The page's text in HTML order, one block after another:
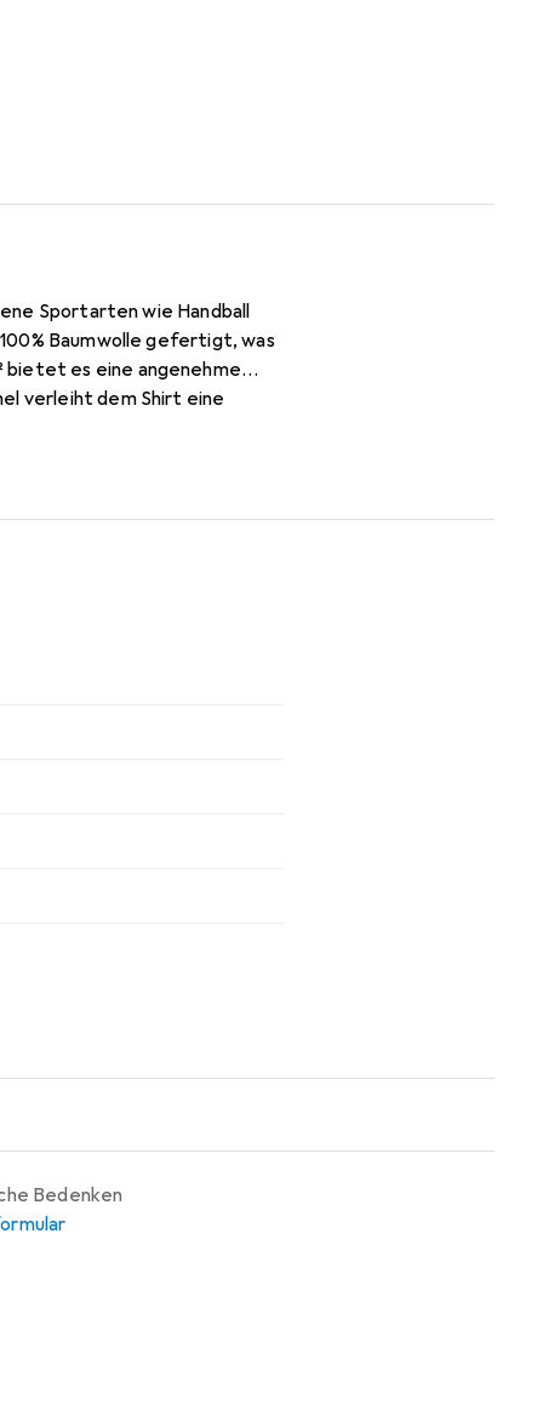
Sportarten wie Handball
Baumwolle gefertigt, was
bietet es eine angenehme
verleiht dem Shirt eine
einschliesslich XS,
zeitlosen Design.
Bedenken